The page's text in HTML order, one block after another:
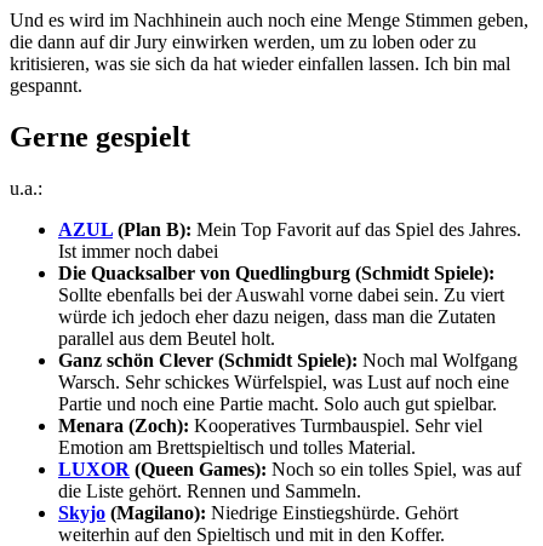
Und es wird im Nachhinein auch noch eine Menge Stimmen geben,
die dann auf dir Jury einwirken werden, um zu loben oder zu
kritisieren, was sie sich da hat wieder einfallen lassen. Ich bin mal
gespannt.
Gerne gespielt
u.a.:
AZUL (Plan B): Mein Top Favorit auf das Spiel des Jahres.
Ist immer noch dabei
Die Quacksalber von Quedlingburg (Schmidt Spiele):
Sollte ebenfalls bei der Auswahl vorne dabei sein. Zu viert
würde ich jedoch eher dazu neigen, dass man die Zutaten
parallel aus dem Beutel holt.
Ganz schön Clever (Schmidt Spiele): Noch mal Wolfgang
Warsch. Sehr schickes Würfelspiel, was Lust auf noch eine
Partie und noch eine Partie macht. Solo auch gut spielbar.
Menara (Zoch): Kooperatives Turmbauspiel. Sehr viel
Emotion am Brettspieltisch und tolles Material.
LUXOR (Queen Games): Noch so ein tolles Spiel, was auf
die Liste gehört. Rennen und Sammeln.
Skyjo (Magilano): Niedrige Einstiegshürde. Gehört
weiterhin auf den Spieltisch und mit in den Koffer.